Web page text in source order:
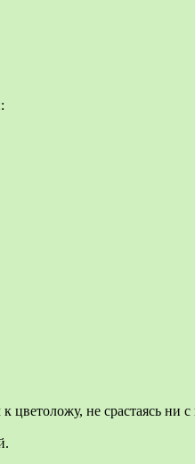
цветоложу, не срастаясь ни